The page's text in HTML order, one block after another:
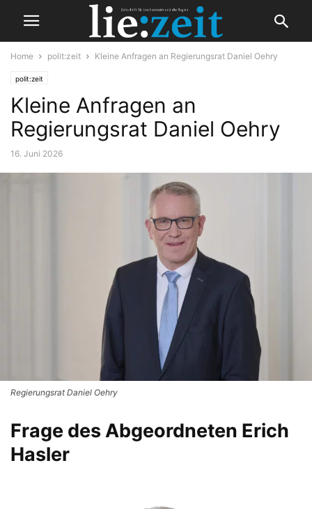
Home polit:zeit Kleine Anfragen an Regierungsrat Daniel Oehry
polit:zeit
Kleine Anfragen an
Regierungsrat Daniel Oehry
16. Juni 2026
Regierungsrat Daniel Oehry
Frage des Abgeordneten Erich
Hasler